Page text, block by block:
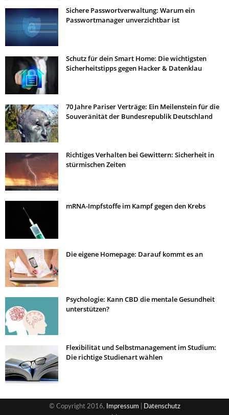
Sichere Passwortverwaltung: Warum ein
Passwortmanager unverzichtbar ist
Schutz für dein Smart Home: Die wichtigsten
Sicherheitstipps gegen Hacker & Datenklau
70 Jahre Pariser Verträge: Ein Meilenstein für die
Souveränität der Bundesrepublik Deutschland
Richtiges Verhalten bei Gewittern: Sicherheit in
stürmischen Zeiten
mRNA-Impfstoffe im Kampf gegen den Krebs
Die eigene Homepage: Darauf kommt es an
Psychologie: Kann CBD die mentale Gesundheit
unterstützen?
Flexibilität und Selbstmanagement im Studium:
Die richtige Studienart wählen
© Copyright 2016, Impressum
Datenschutz